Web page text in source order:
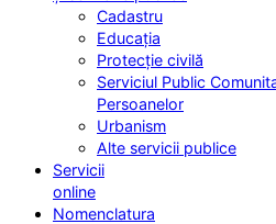
Cadastru
Educația
Protecție civilă
Serviciul Public
Persoanelor
Urbanism
Alte servicii publice
Servicii
online
Nomenclatura